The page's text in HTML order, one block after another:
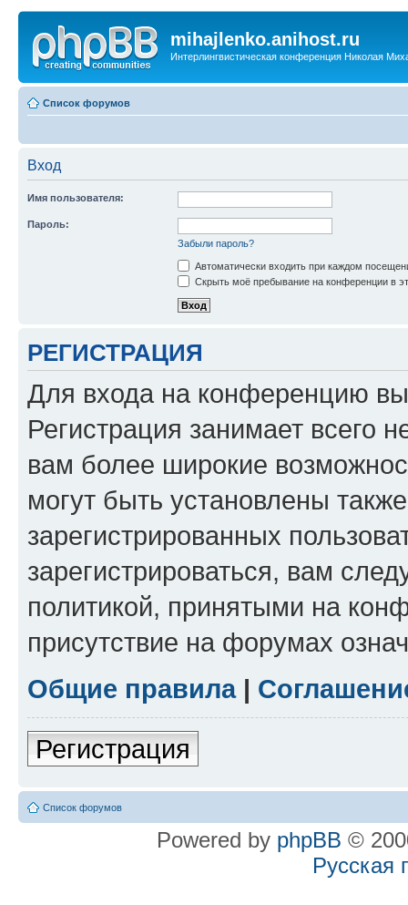
mihajlenko.anihost.ru
Интерлингвистическая конференция Николая
Список форумов
Вход
Имя пользователя:
Пароль:
Забыли пароль?
Автоматически входить при каждом
Скрыть моё пребывание на конференции в
РЕГИСТРАЦИЯ
Для входа на конференцию
Регистрация занимает всего
вам более широкие
могут быть установлены
зарегистрированных
зарегистрироваться, вам
политикой, принятыми на
присутствие на форумах
Общие правила|
Регистрация
Список форумов
Powered by phpBB ©
Русская